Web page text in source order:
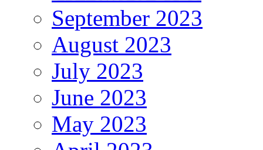
September 2023
August 2023
July 2023
June 2023
May 2023